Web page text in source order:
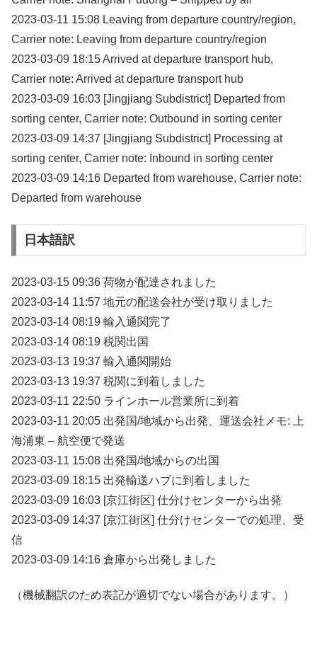
2023-03-11 15:08 Leaving from departure country/region,
Carrier note: Leaving from departure country/region
2023-03-09 18:15 Arrived at departure transport hub,
Carrier note: Arrived at departure transport hub
2023-03-09 16:03 [Jingjiang Subdistrict] Departed from
sorting center, Carrier note: Outbound in sorting center
2023-03-09 14:37 [Jingjiang Subdistrict] Processing at
sorting center, Carrier note: Inbound in sorting center
2023-03-09 14:16 Departed from warehouse, Carrier note:
Departed from warehouse
日本語訳
2023-03-15 09:36 荷物が配達されました
2023-03-14 11:57 地元の配送会社が受け取りました
2023-03-14 08:19 輸入通関完了
2023-03-14 08:19 税関出国
2023-03-13 19:37 輸入通関開始
2023-03-13 19:37 税関に到着しました
2023-03-11 22:50 ラインホール営業所に到着
2023-03-11 20:05 出発国/地域から出発、運送会社メモ: 上
海浦東 – 航空便で発送
2023-03-11 15:08 出発国/地域からの出国
2023-03-09 18:15 出発輸送ハブに到着しました
2023-03-09 16:03 [京江街区] 仕分けセンターから出発
2023-03-09 14:37 [京江街区] 仕分けセンターでの処理、受
信
2023-03-09 14:16 倉庫から出発しました
（機械翻訳のため表記が適切でない場合があります。）